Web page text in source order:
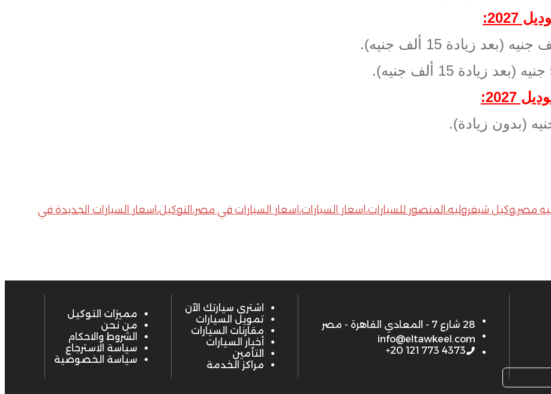
2027:
جنيه (بعد زيادة 15 ألف جنيه).
جنيه (بعد زيادة 15 ألف جنيه).
2027:
(بدون زيادة).
نقل،سيارات 2027،أسعار،شيفروليه مصر،وكيل شيفروليه،المنصور للسيارات،اسعار السيارات،اسعار السيارات في مصر،التوكيل،اسعار السيارات الجديدة في
28 شارع 7 - المعادي القاهرة - مصر
info@eltawkeel.com
+20 121 773 4373
اشترى سيارتك الآن
تمويل السيارات
مقارنات السيارات
أخبار السيارات
التأمين
مراكز الخدمة
مميزات التوكيل
من نحن
الشروط والاحكام
سياسة الاسترجاع
سياسة الخصوصية